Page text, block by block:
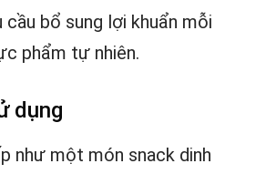
cầu bổ sung lợi khuẩn mỗi
phẩm tự nhiên.
dụng
như một món snack dinh